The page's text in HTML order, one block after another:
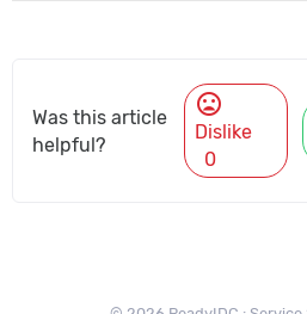
Was this article
helpful?
mood_bad
Dislike
0